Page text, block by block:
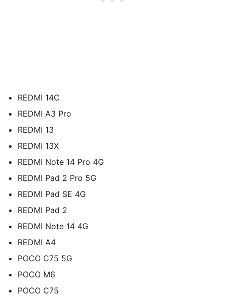
REDMI 14C
REDMI A3 Pro
REDMI 13
REDMI 13X
REDMI Note 14 Pro 4G
REDMI Pad 2 Pro 5G
REDMI Pad SE 4G
REDMI Pad 2
REDMI Note 14 4G
REDMI A4
POCO C75 5G
POCO M6
POCO C75